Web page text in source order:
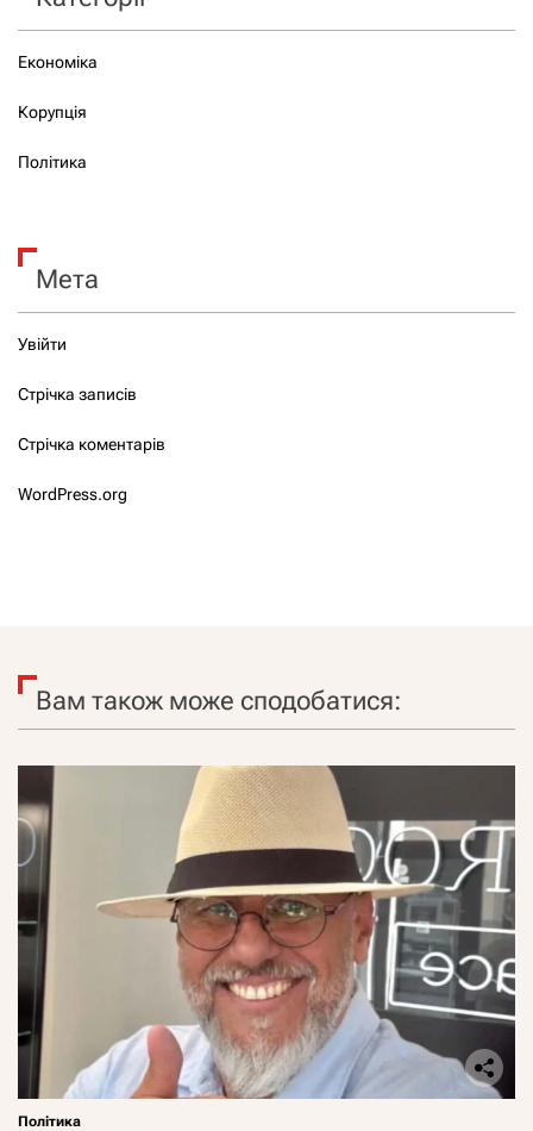
Економіка
Корупція
Політика
Мета
Увійти
Стрічка записів
Стрічка коментарів
WordPress.org
Вам також може сподобатися:
Політика